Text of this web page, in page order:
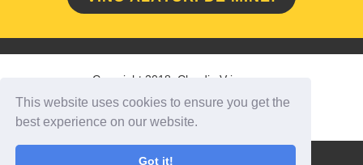
This website uses cookies to ensure you get the
best experience on our website.
Got it!
Copyright 2018 Claudiu Vrinceanu
HOME / DESPRE MINE CONTACT